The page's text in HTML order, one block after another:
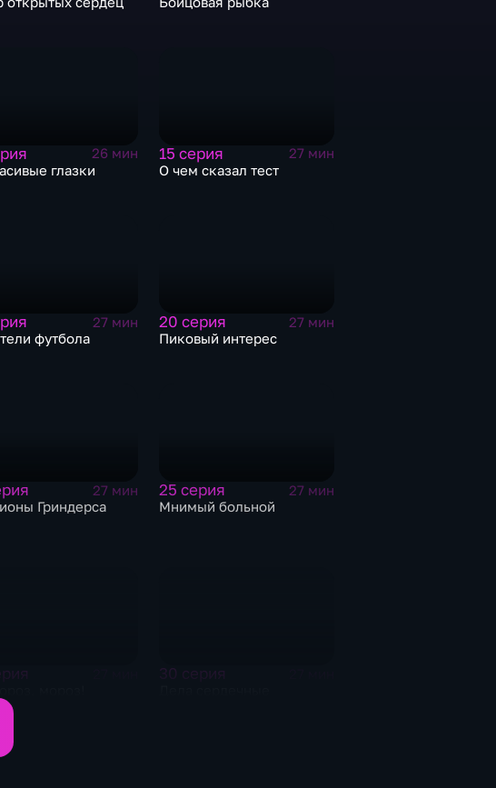
26 мин
глазки
15 серия
27 мин
О чем сказал тест
27 мин
футбола
20 серия
27 мин
Пиковый интерес
27 мин
Гриндерса
25 серия
27 мин
Мнимый больной
30 серия